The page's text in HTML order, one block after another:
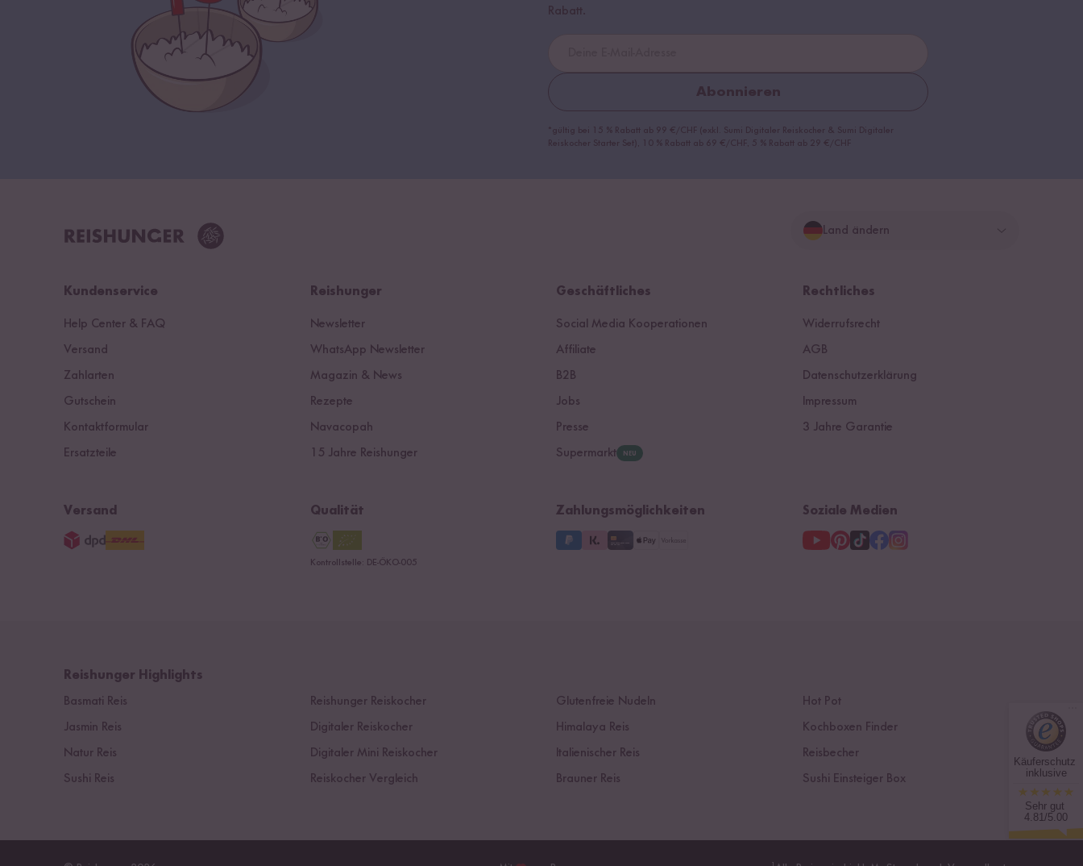
Rabatt.
Abonnieren
*gültig bei 15 % Rabatt ab 99 €/CHF (exkl. Sumi Digitaler Reiskocher & Sumi Digitaler
Reiskocher Starter Set), 10 % Rabatt ab 69 €/CHF, 5 % Rabatt ab 29 €/CHF
Land ändern
Österreich
Niederlande
Kundenservice
Help Center & FAQ
Versand
Zahlarten
Gutschein
Kontaktformular
Ersatzteile
Reishunger
Newsletter
WhatsApp Newsletter
Magazin & News
Rezepte
Navacopah
15 Jahre Reishunger
Geschäftliches
Social Media Kooperationen
Affiliate
B2B
Jobs
Presse
Supermarkt
NEU
Rechtliches
Widerrufsrecht
AGB
Datenschutzerklärung
Impressum
3 Jahre Garantie
Versand Qualität
Kontrollstelle: DE-ÖKO-005
Zahlungsmöglichkeiten Soziale Medien
Reishunger Highlights
Basmati Reis
Jasmin Reis
Natur Reis
Sushi Reis
Reishunger Reiskocher
Digitaler Reiskocher
Digitaler Mini Reiskocher
Reiskocher Vergleich
Glutenfreie Nudeln
Himalaya Reis
Italienischer Reis
Brauner Reis
Hot Pot
Kochboxen Finder
Reisbecher
Sushi Einsteiger Box
Käuferschutz
inklusive
Sehr gut
4.81/5.00